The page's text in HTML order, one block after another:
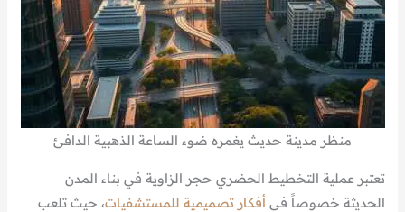
منظر مدينة حديث يغمره ضوء الساعة الذهبية الدافئ
تعتبر عملية التخطيط الحضري حجر الزاوية في بناء المدن
الحديثة خصوصاً فىأفكار تصميمية للمستشفيات، حيث تلعب